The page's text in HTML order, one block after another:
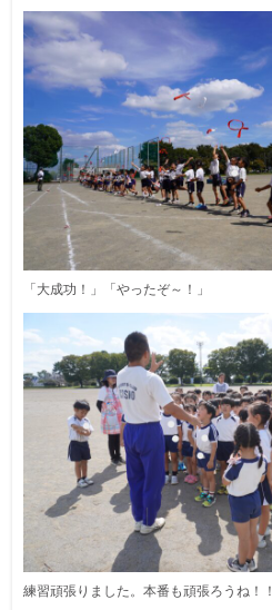
「大成功！」「やったぞ～！」
練習頑張りました。本番も頑張ろうね！！